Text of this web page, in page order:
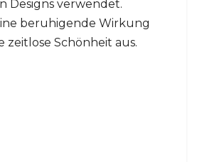
Designs verwendet.
beruhigende Wirkung
zeitlose Schönheit aus.